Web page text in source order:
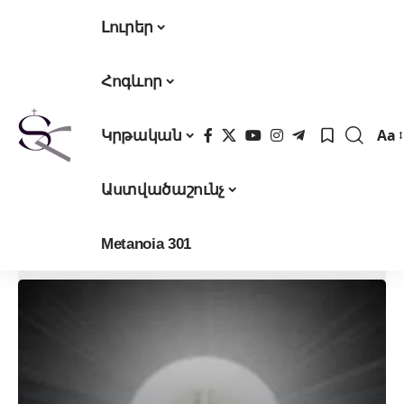
Լուրեր
Հոգևոր
Կրթական
Աստվածաշունչ
Metanoia 301
Aa